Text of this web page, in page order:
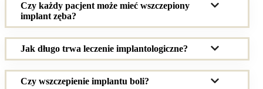
Czy każdy pacjent może mieć wszczepiony
implant zęba?
Jak długo trwa leczenie implantologiczne?
Czy wszczepienie implantu boli?